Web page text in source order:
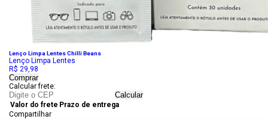
Lenço Limpa Lentes Chilli Beans
Lenço Limpa Lentes
R$ 29,98
Comprar
Calcular frete:
Calcular
Valor do frete Prazo de entrega
Compartilhar